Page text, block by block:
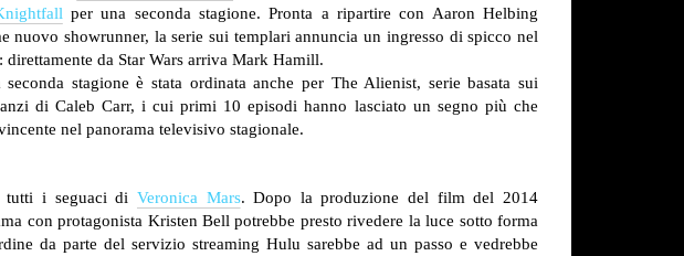
per una seconda stagione. Pronta a ripartire con Aaron Helbing
nuovo showrunner, la serie sui templari annuncia un ingresso di spicco nel
direttamente da Star Wars arriva Mark Hamill.
seconda stagione è stata ordinata anche per The Alienist, serie basata sui
di Caleb Carr, i cui primi 10 episodi hanno lasciato un segno più che
nel panorama televisivo stagionale.
tutti i seguaci di Veronica Mars. Dopo la produzione del film del 2014
con protagonista Kristen Bell potrebbe presto rivedere la luce sotto forma
da parte del servizio streaming Hulu sarebbe ad un passo e vedrebbe